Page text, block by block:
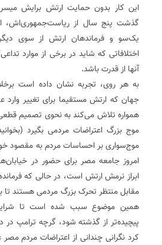
این کار بدون حمایت ارتش برایش میسر
گذشت پنج سال از ریاست‌جمهوری‌اش،
یک‌سو و فرماندهان ارتش از سوی
اختلافاتی که شاید در برخی از موارد
آنها از قدرت باشد.
به هر روی، تجربه نشان داده است
جهان که ارتش مستقیما برای تغییر
همواره تلاش می‌کند به نحوی تصمیم قطعی
موج بزرگ اعتراضات مردمی بگیرد
موج‌سواری بر احساسات مردم به مقصود
امروز جامعه مصر برای حضور در
ابراز نرمش ارتش است، در حالی که
مقابل منتظر تحرک بزرگ مردمی هستند تا
همین موضوع سبب شده است تا
پیچیده‌تر از گذشته شود، گرچه ترامپ در
کرد نگرانی چندانی از اعتراضات مردم